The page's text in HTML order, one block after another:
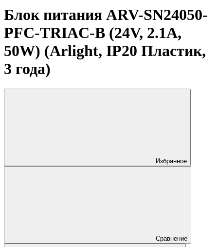
Блок питания ARV-SN24050-
PFC-TRIAC-B (24V, 2.1A,
50W) (Arlight, IP20 Пластик,
3 года)
Избранное
Сравнение